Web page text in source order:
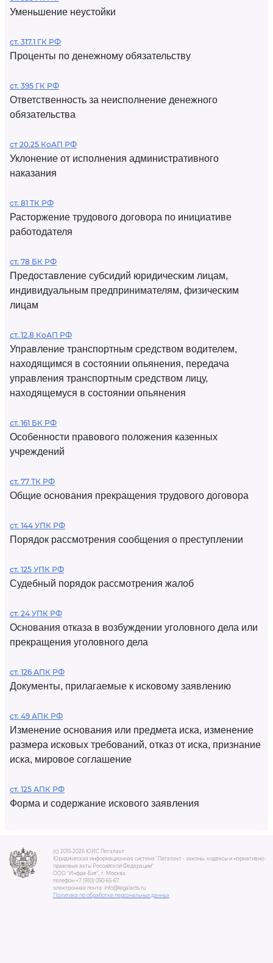
Уменьшение неустойки
ст. 317.1 ГК РФ
Проценты по денежному обязательству
ст. 395 ГК РФ
Ответственность за неисполнение денежного
обязательства
ст 20.25 КоАП РФ
Уклонение от исполнения административного
наказания
ст. 81 ТК РФ
Расторжение трудового договора по инициативе
работодателя
ст. 78 БК РФ
Предоставление субсидий юридическим лицам,
индивидуальным предпринимателям, физическим
лицам
ст. 12.8 КоАП РФ
Управление транспортным средством водителем,
находящимся в состоянии опьянения, передача
управления транспортным средством лицу,
находящемуся в состоянии опьянения
ст. 161 БК РФ
Особенности правового положения казенных
учреждений
ст. 77 ТК РФ
Общие основания прекращения трудового договора
ст. 144 УПК РФ
Порядок рассмотрения сообщения о преступлении
ст. 125 УПК РФ
Судебный порядок рассмотрения жалоб
ст. 24 УПК РФ
Основания отказа в возбуждении уголовного дела или
прекращения уголовного дела
ст. 126 АПК РФ
Документы, прилагаемые к исковому заявлению
ст. 49 АПК РФ
Изменение основания или предмета иска, изменение
размера исковых требований, отказ от иска, признание
иска, мировое соглашение
ст. 125 АПК РФ
Форма и содержание искового заявления
(c) 2015-2026 ЮИС Легалакт
Юридическая информационная система "Легалакт - законы, кодексы и нормативно-
правовые акты Российской Федерации"
ООО "Инфра-Бит", г. Москва.
телефон +7 (910) 050-65-67
электронная почта: info@legalacts.ru
Политика по обработке персональных данных